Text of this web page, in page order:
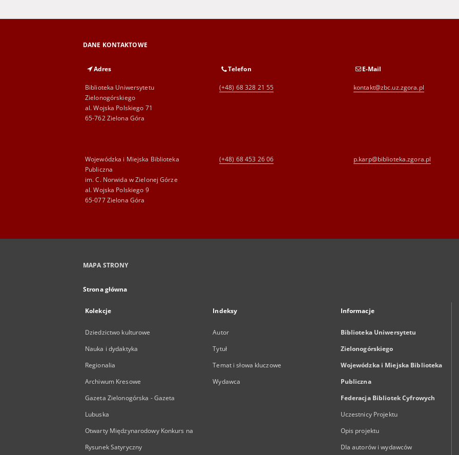
DANE KONTAKTOWE
Adres
Biblioteka Uniwersytetu
Zielonogórskiego
al. Wojska Polskiego 71
65-762 Zielona Góra
Telefon
(+48) 68 328 21 55
E-Mail
kontakt@zbc.uz.zgora.pl
Wojewódzka i Miejska Biblioteka
Publiczna
im. C. Norwida w Zielonej Górze
al. Wojska Polskiego 9
65-077 Zielona Góra
(+48) 68 453 26 06 p.karp@biblioteka.zgora.pl
MAPA STRONY
Strona główna
Kolekcje
Dziedzictwo kulturowe
Nauka i dydaktyka
Regionalia
Archiwum Kresowe
Gazeta Zielonogórska - Gazeta
Lubuska
Otwarty Międzynarodowy Konkurs na
Rysunek Satyryczny
Indeksy
Autor
Tytuł
Temat i słowa kluczowe
Wydawca
Informacje
Biblioteka Uniwersytetu
Zielonogórskiego
Wojewódzka i Miejska Biblioteka
Publiczna
Federacja Bibliotek Cyfrowych
Uczestnicy Projektu
Opis projektu
Dla autorów i wydawców